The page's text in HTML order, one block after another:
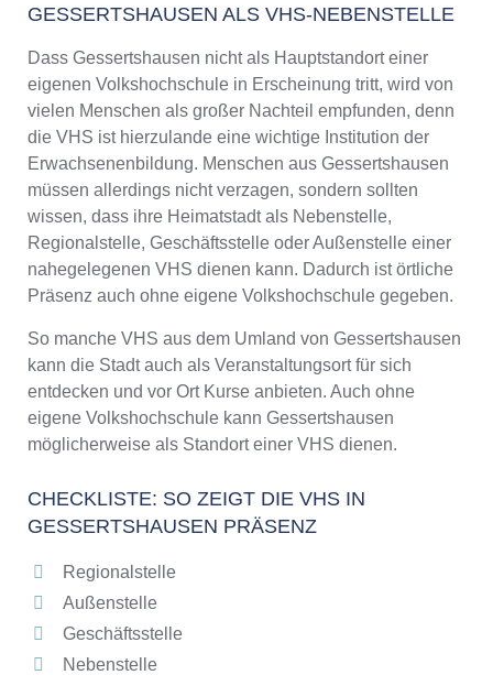
Checkliste: So zeigt die VHS in
3 Tipps für Interessierte aus Gessertshausen
an VHS-Kursen
VHS Gessertshausen Kurse und Umgebung
VHS Gessertshausen – Öffnungszeiten und
Telefonnummer
Online-Kurse – Alternative Angebote zu einem
Kurs an der VHS
Top-Kurse an der Abendschule
Gessertshausen
VHS Gessertshausen Programm 2025 / 2026
GESSERTSHAUSEN ALS VHS-NEBENSTELLE
Dass Gessertshausen nicht als Hauptstandort einer
eigenen Volkshochschule in Erscheinung tritt, wird von
vielen Menschen als großer Nachteil empfunden, denn
die VHS ist hierzulande eine wichtige Institution der
Erwachsenenbildung. Menschen aus Gessertshausen
müssen allerdings nicht verzagen, sondern sollten
wissen, dass ihre Heimatstadt als Nebenstelle,
Regionalstelle, Geschäftsstelle oder Außenstelle einer
nahegelegenen VHS dienen kann. Dadurch ist örtliche
Präsenz auch ohne eigene Volkshochschule gegeben.
So manche VHS aus dem Umland von Gessertshausen
kann die Stadt auch als Veranstaltungsort für sich
entdecken und vor Ort Kurse anbieten. Auch ohne
eigene Volkshochschule kann Gessertshausen
möglicherweise als Standort einer VHS dienen.
CHECKLISTE: SO ZEIGT DIE VHS IN
GESSERTSHAUSEN PRÄSENZ
Regionalstelle
Außenstelle
Geschäftsstelle
Nebenstelle